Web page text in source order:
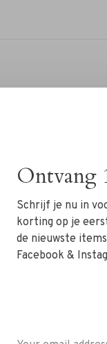
No
Ontvang
Schrijf je nu in
korting op je
de nieuwste
Facebook &